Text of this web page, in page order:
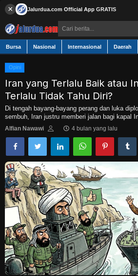
× Jalurdua.com Official App GRATIS
Bursa Nasional Internasional Daerah
Contact
Nasional
Internasional
Daerah
HuKrim
Politik
EBis
Opini
Iran yang Terlalu Baik atau
Terlalu Tidak Tahu Diri?
Di tengah bayang-bayang perang dan luka
sembuh, Iran justru memberi jalan bagi kapal
Alfian Nawawi 4 bulan yang lalu